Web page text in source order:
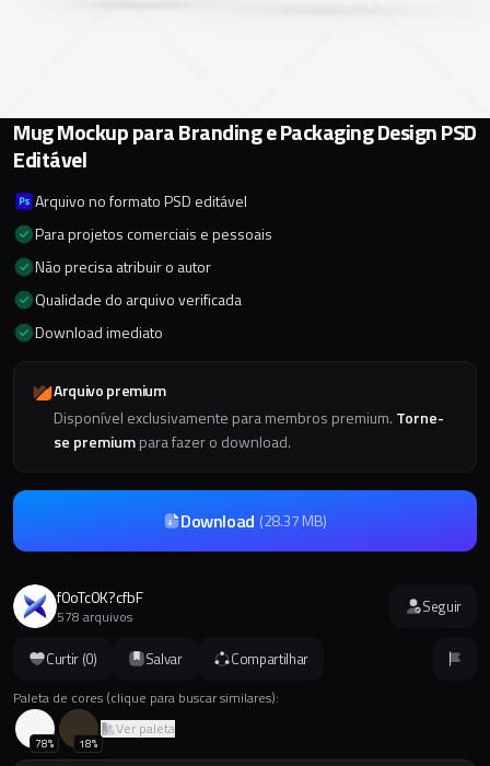
Curtir (0) Salvar Compartilhar
Paleta de cores (clique para buscar similares):
78% 18%
Ver paleta
Mug Mockup para Branding e Packaging Design PSD
Editável
Arquivo no formato PSD editável
Para projetos comerciais e pessoais
Não precisa atribuir o autor
Qualidade do arquivo verificada
Download imediato
Arquivo premium
Disponível exclusivamente para membros premium. Torne-
se premiumpara fazer o download.
Download (28.37 MB)
f0oTc0K?cfbF
578 arquivos Seguir